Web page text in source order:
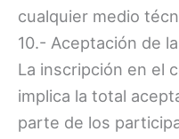
cualquier medio
10.- Aceptación de
La inscripción en el
implica la total
parte de los